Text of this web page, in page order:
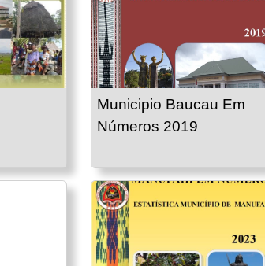
Municipio Baucau Em
Números 2019